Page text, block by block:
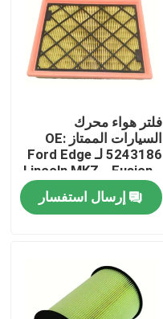
فلتر هواء محرك
السيارات الممتاز OE:
5243186 لـ Ford Edge
إرسال استفسار